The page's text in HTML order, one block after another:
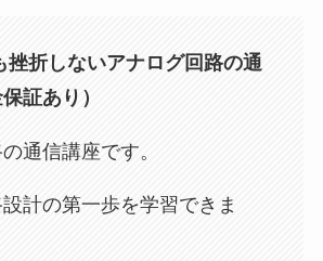
折しないアナログ回路の通
証あり）
通信講座です。
計の第一歩を学習できま